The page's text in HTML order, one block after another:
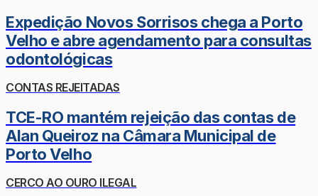
Expedição Novos Sorrisos chega a Porto
Velho e abre agendamento para consultas
odontológicas
CONTAS REJEITADAS
TCE-RO mantém rejeição das contas de
Alan Queiroz na Câmara Municipal de
Porto Velho
CERCO AO OURO ILEGAL